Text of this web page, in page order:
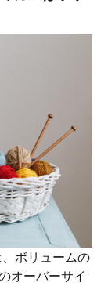
ボリュームの
オーバーサイ